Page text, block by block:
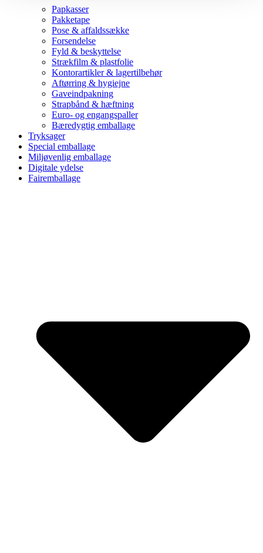
Papkasser
Pakketape
Pose & affaldssække
Forsendelse
Fyld & beskyttelse
Strækfilm & plastfolie
Kontorartikler & lagertilbehør
Aftørring & hygiejne
Gaveindpakning
Strapbånd & hæftning
Euro- og engangspaller
Bæredygtig emballage
Tryksager
Special emballage
Miljøvenlig emballage
Digitale ydelse
Fairemballage